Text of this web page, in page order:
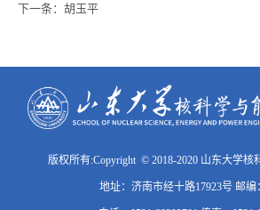
下一条： 胡玉平
版权所有:Copyright © 2018-2020 山东大学核
地址：济南市经十路17923号 邮编